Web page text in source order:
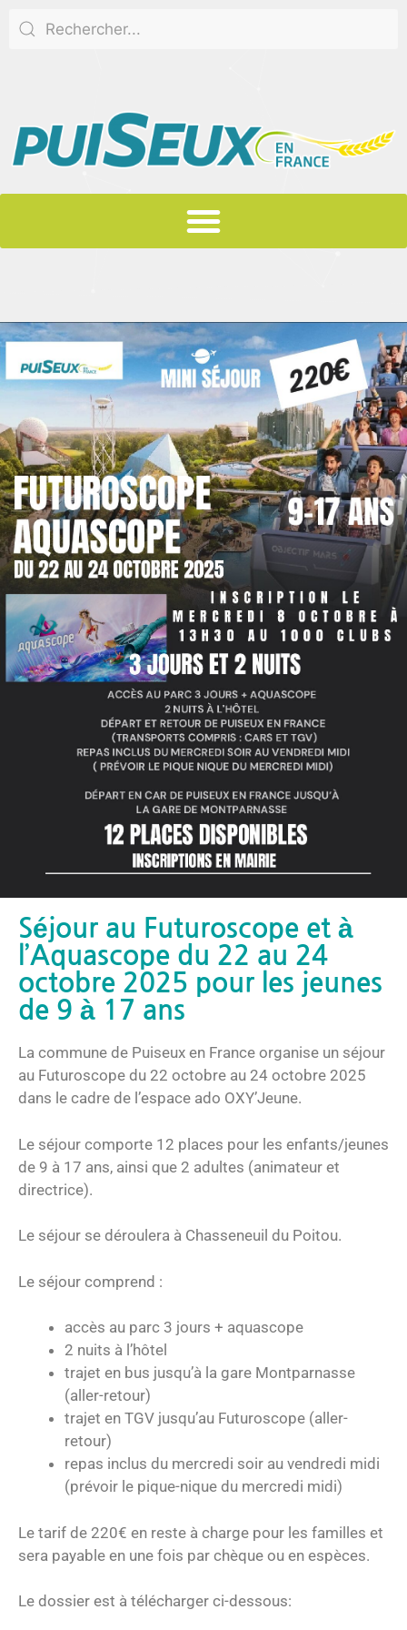
Séjour au Futuroscope et à
l’Aquascope du 22 au 24
octobre 2025 pour les jeunes
de 9 à 17 ans
La commune de Puiseux en France organise un séjour
au Futuroscope du 22 octobre au 24 octobre 2025
dans le cadre de l’espace ado OXY’Jeune.
Le séjour comporte 12 places pour les enfants/jeunes
de 9 à 17 ans, ainsi que 2 adultes (animateur et
directrice).
Le séjour se déroulera à Chasseneuil du Poitou.
Le séjour comprend :
accès au parc 3 jours + aquascope
2 nuits à l’hôtel
trajet en bus jusqu’à la gare Montparnasse
(aller-retour)
trajet en TGV jusqu’au Futuroscope (aller-
retour)
repas inclus du mercredi soir au vendredi midi
(prévoir le pique-nique du mercredi midi)
Le tarif de 220€ en reste à charge pour les familles et
sera payable en une fois par chèque ou en espèces.
Le dossier est à télécharger ci-dessous: